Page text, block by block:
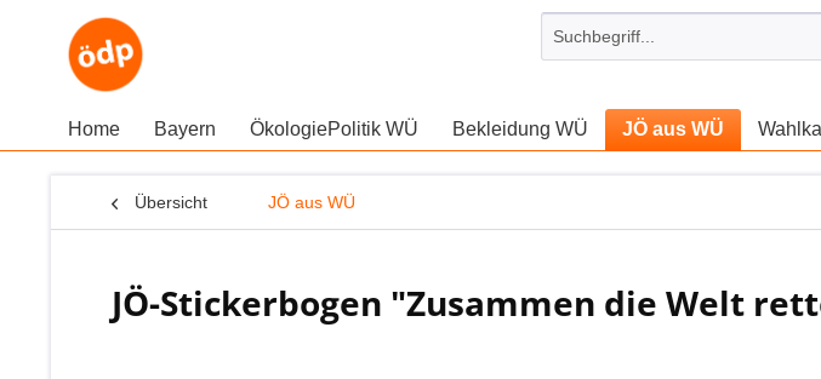
Home Bayern ÖkologiePolitik WÜ Bekleidung WÜ JÖ aus WÜ
Übersicht JÖ aus WÜ
JÖ-Stickerbogen "Zusammen die Welt